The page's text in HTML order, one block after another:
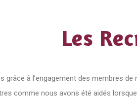
Les
à l’engagement des membres
comme nous avons été aidés